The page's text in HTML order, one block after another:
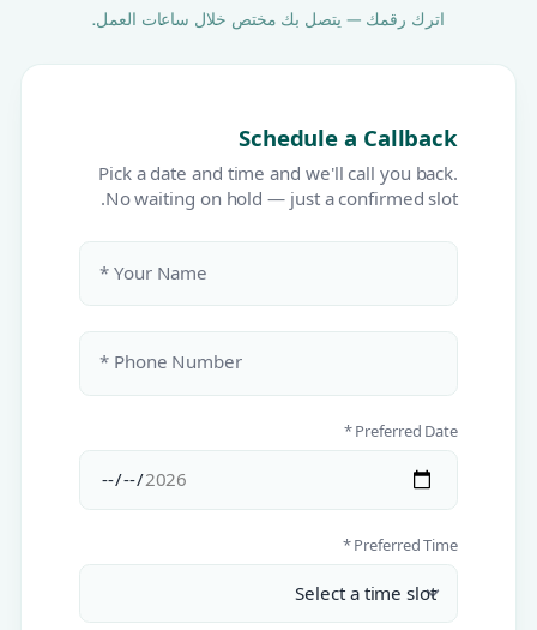
اترك رقمك — يتصل بك مختص خلال ساعات العمل.
Schedule a Callback
Pick a date and time and we'll call you back.
No waiting on hold — just a confirmed slot.
Your Name *
Phone Number *
Preferred Date *
Preferred Time *